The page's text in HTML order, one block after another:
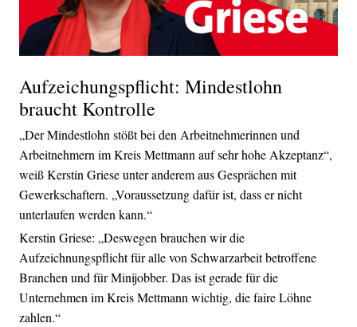
Zum Inhalt springen
Aufzeichungspflicht: Mindestlohn
braucht Kontrolle
„Der Mindestlohn stößt bei den Arbeitnehmerinnen und
Arbeitnehmern im Kreis Mettmann auf sehr hohe Akzeptanz“,
weiß Kerstin Griese unter anderem aus Gesprächen mit
Gewerkschaftern. „Voraussetzung dafür ist, dass er nicht
unterlaufen werden kann.“
Kerstin Griese: „Deswegen brauchen wir die
Aufzeichnungspflicht für alle von Schwarzarbeit betroffene
Branchen und für Minijobber. Das ist gerade für die
Unternehmen im Kreis Mettmann wichtig, die faire Löhne
zahlen.“